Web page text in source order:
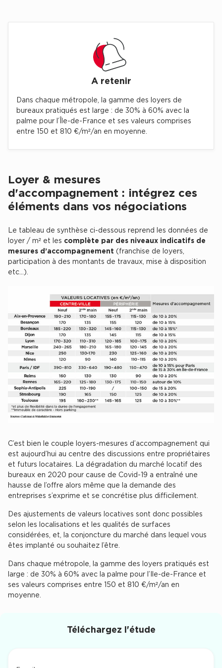
Achat de Commerces à Toulouse
Achat de Commerces à Marseille
Achat de Commerces à Dijon
Bureaux privés à Marseille
Bureaux privés à Neuilly-sur-Seine
Plateaux opérés
Plateaux opérés à Paris
Plateaux opérés à Lyon
Plateaux opérés à Saint-Ouen
Plateaux opérés à Boulogne-Billancourt
Collections Flex / Coworking
Cas Clients
A retenir
Dans chaque métropole, la gamme des loyers de
bureaux pratiqués est large : de 30% à 60% avec la
palme pour l’Île-de-France et ses valeurs comprises
entre 150 et 810 €/m²/an en moyenne.
Loyer & mesures
d'accompagnement : intégrez ces
éléments dans vos négociations
Le tableau de synthèse ci-dessous reprend les données de
loyer / m² et les complète par des niveaux indicatifs de
mesures d’accompagnement (franchise de loyers,
participation à des montants de travaux, mise à disposition
etc…).
C’est bien le couple loyers-mesures d’accompagnement qui
est aujourd’hui au centre des discussions entre propriétaires
et futurs locataires. La dégradation du marché locatif des
bureaux en 2020 pour cause de Covid-19 a entraîné une
hausse de l’offre alors même que la demande des
entreprises s’exprime et se concrétise plus difficilement.
Des ajustements de valeurs locatives sont donc possibles
selon les localisations et les qualités de surfaces
considérées, et, la conjoncture du marché dans lequel vous
êtes implanté ou souhaitez l’être.
Dans chaque métropole, la gamme des loyers pratiqués est
large : de 30% à 60% avec la palme pour l’Ile-de-France et
ses valeurs comprises entre 150 et 810 €/m²/an en
moyenne.
Téléchargez l'étude